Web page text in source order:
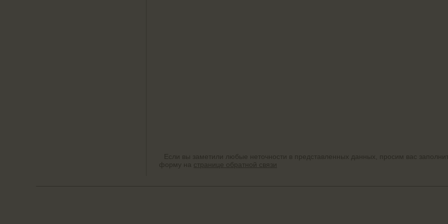
Если вы заметили любые неточности в представленных данных, просим вас
форму на странице обратной связи